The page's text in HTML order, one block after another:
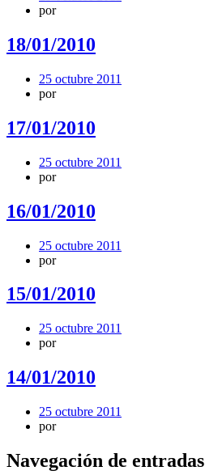
por
18/01/2010
25 octubre 2011
por
17/01/2010
25 octubre 2011
por
16/01/2010
25 octubre 2011
por
15/01/2010
25 octubre 2011
por
14/01/2010
25 octubre 2011
por
Navegación de entradas